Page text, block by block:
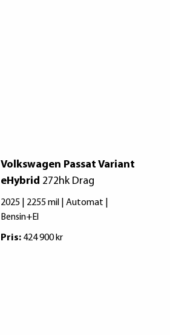
Volkswagen Passat Variant
eHybrid 272hk Drag
2025 | 2255 mil | Automat |
Bensin+El
Pris:424 900 kr